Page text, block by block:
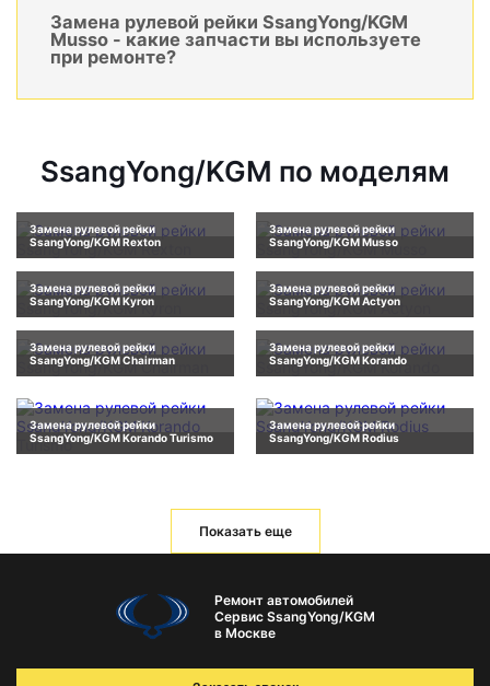
Замена рулевой рейки SsangYong/KGM
Musso - какие запчасти вы используете
при ремонте?
SsangYong/KGM по моделям
Замена рулевой рейки
SsangYong/KGM Rexton
Замена рулевой рейки
SsangYong/KGM Musso
Замена рулевой рейки
SsangYong/KGM Kyron
Замена рулевой рейки
SsangYong/KGM Actyon
Замена рулевой рейки
SsangYong/KGM Chairman
Замена рулевой рейки
SsangYong/KGM Korando
Замена рулевой рейки
SsangYong/KGM Korando Turismo
Замена рулевой рейки
SsangYong/KGM Rodius
Показать еще
Ремонт автомобилей
Сервис SsangYong/KGM
в Москве